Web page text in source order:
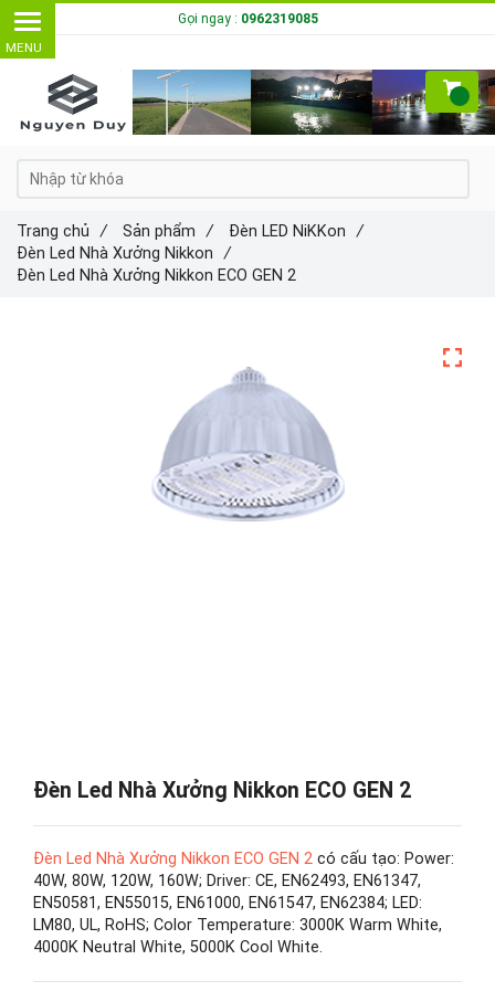
Đèn Led Nhà Xưởng Nikkon ECO GEN 2
Đèn Led Nhà Xưởng Nikkon ECO GEN 2 có cấu tạo: Power:
40W, 80W, 120W, 160W; Driver: CE, EN62493, EN61347,
EN50581, EN55015, EN61000, EN61547, EN62384; LED:
LM80, UL, RoHS; Color Temperature: 3000K Warm White,
4000K Neutral White, 5000K Cool White.
Trang chủ / Sản phẩm / Đèn LED NiKKon
/
Đèn Led Nhà Xưởng Nikkon
/
Đèn Led Nhà Xưởng Nikkon ECO GEN 2
Gọi ngay : 0962319085